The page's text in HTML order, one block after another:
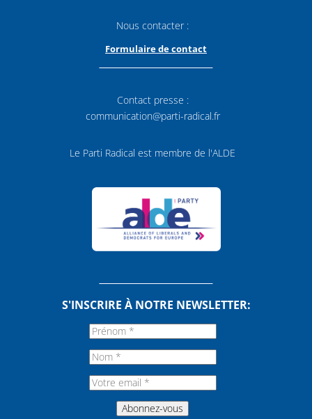
Nous contacter :
Formulaire de contact
Contact presse :
communication@parti-radical.fr
Le Parti Radical est membre de l'ALDE
S'INSCRIRE À NOTRE NEWSLETTER: